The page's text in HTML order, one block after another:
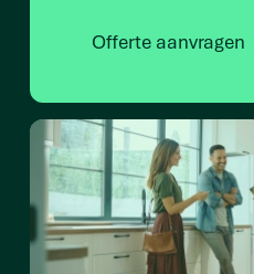
Offerte aanvragen